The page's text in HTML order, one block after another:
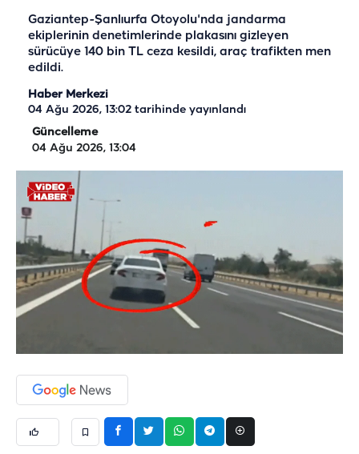
Gaziantep-Şanlıurfa Otoyolu'nda jandarma
ekiplerinin denetimlerinde plakasını gizleyen
sürücüye 140 bin TL ceza kesildi, araç trafikten men
edildi.
Haber Merkezi
04 Ağu 2026, 13:02 tarihinde yayınlandı
Güncelleme
04 Ağu 2026, 13:04